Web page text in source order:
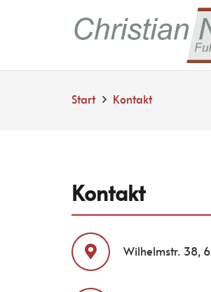
Start Kontakt
Kontakt
Wilhelmstr. 38,